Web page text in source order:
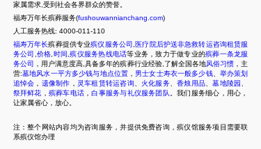
家属需求,受到社会各界群众的赞誉。
福寿万年长殡葬服务(fushouwannianchang.com)
人工服务热线: 4000-011-110
福寿万年长殡葬提供专业殡仪服务公司 医疗院后护送非急救转运咨询租赁服
务公司 价格 时间 殡仪服务热线电话等业务，致力于做专业的殡葬一条龙服
务公司
，用户满意度高,具备多年的殡葬行业经验,了解全国各地风俗习惯 ，主
营:墓地风水一平方多少钱与地点位置 ， 男士女士寿衣一般多少钱、 举办策划
追悼会 ， 遗像制作 ， 灵车租赁转运咨询、 火化服务、香烛用品 、墓地陵园
祭拜鲜花 ， 殡葬车电话 ，白事服务与礼仪服务团队
。我们服务细心，用心，
让家属省心，放心。
注：整个网站内容均为咨询服务，并提供免费咨询，殡仪馆服务项目需要联
系殡仪馆办理